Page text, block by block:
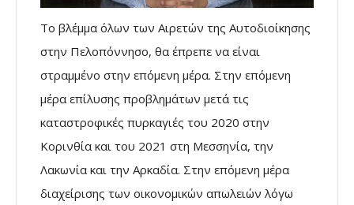
Το βλέμμα όλων των Αιρετών της Αυτοδιοίκησης
στην Πελοπόννησο, θα έπρεπε να είναι
στραμμένο στην επόμενη μέρα. Στην επόμενη
μέρα επίλυσης προβλημάτων μετά τις
καταστροφικές πυρκαγιές του 2020 στην
Κορινθία και του 2021 στη Μεσσηνία, την
Λακωνία και την Αρκαδία. Στην επόμενη μέρα
διαχείρισης των οικονομικών απωλειών λόγω